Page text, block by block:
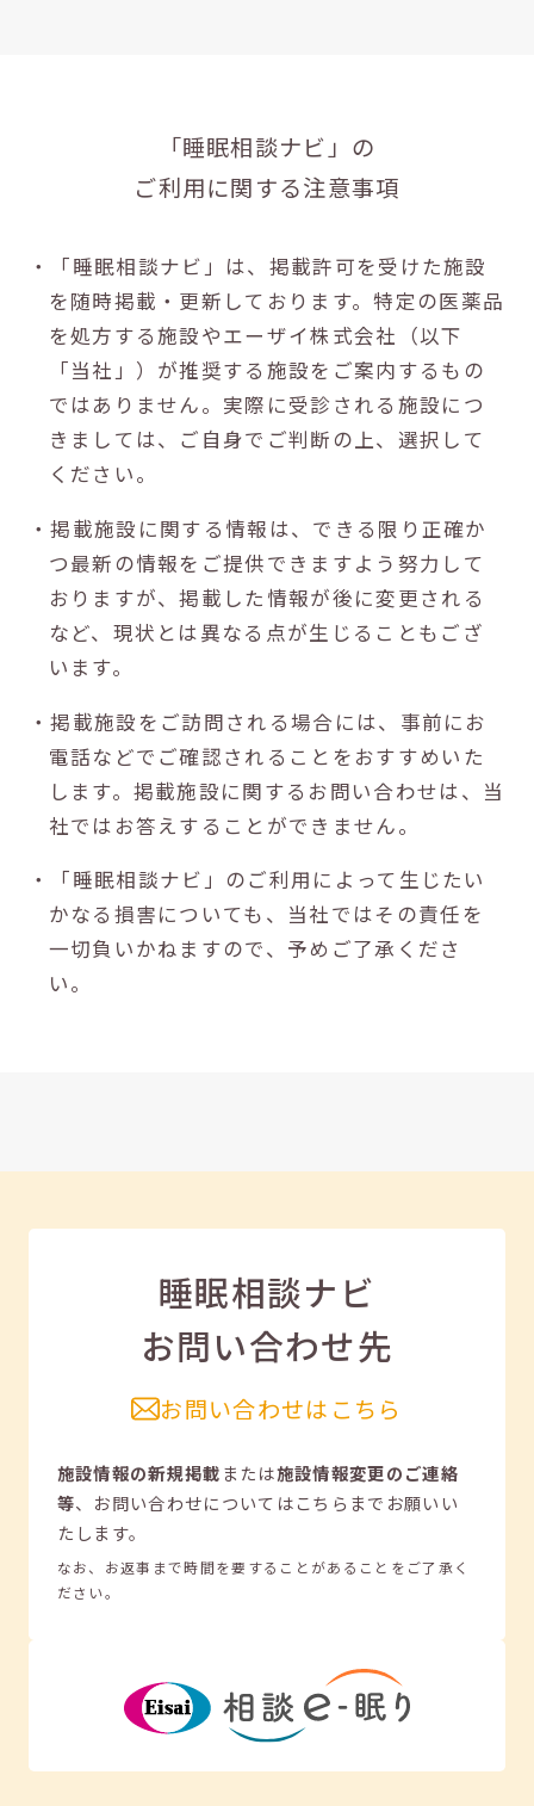
「睡眠相談ナビ」の
ご利用に関する注意事項
・「睡眠相談ナビ」は、掲載許可を受けた施設
を随時掲載・更新しております。特定の医薬品
を処方する施設やエーザイ株式会社（以下
「当社」）が推奨する施設をご案内するもの
ではありません。実際に受診される施設につ
きましては、ご自身でご判断の上、選択して
ください。
・掲載施設に関する情報は、できる限り正確か
つ最新の情報をご提供できますよう努力して
おりますが、掲載した情報が後に変更される
など、現状とは異なる点が生じることもござ
います。
・掲載施設をご訪問される場合には、事前にお
電話などでご確認されることをおすすめいた
します。掲載施設に関するお問い合わせは、当
社ではお答えすることができません。
・「睡眠相談ナビ」のご利用によって生じたい
かなる損害についても、当社ではその責任を
一切負いかねますので、予めご了承くださ
い。
睡眠相談ナビ
お問い合わせ先
お問い合わせはこちら
施設情報の新規掲載または施設情報変更のご連絡
等、 お問い合わせについてはこちらまでお願いい
たします。
なお、お返事まで時間を要することがあることをご了承く
ださい。